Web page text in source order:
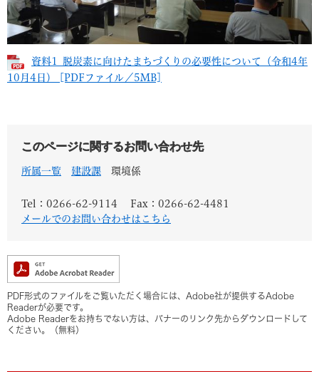
資料1_脱炭素に向けたまちづくりの必要性について（令和4年
10月4日） [PDFファイル／5MB]
このページに関するお問い合わせ先
所属一覧 建設課 環境係
Tel：0266-62-9114
Fax：0266-62-4481
メールでのお問い合わせはこちら
PDF形式のファイルをご覧いただく場合には、Adobe社が提供するAdobe
Readerが必要です。
Adobe Readerをお持ちでない方は、バナーのリンク先からダウンロードして
ください。（無料）